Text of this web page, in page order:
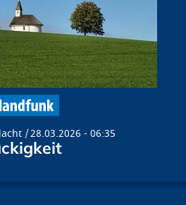
28.03.2026 - 06:35